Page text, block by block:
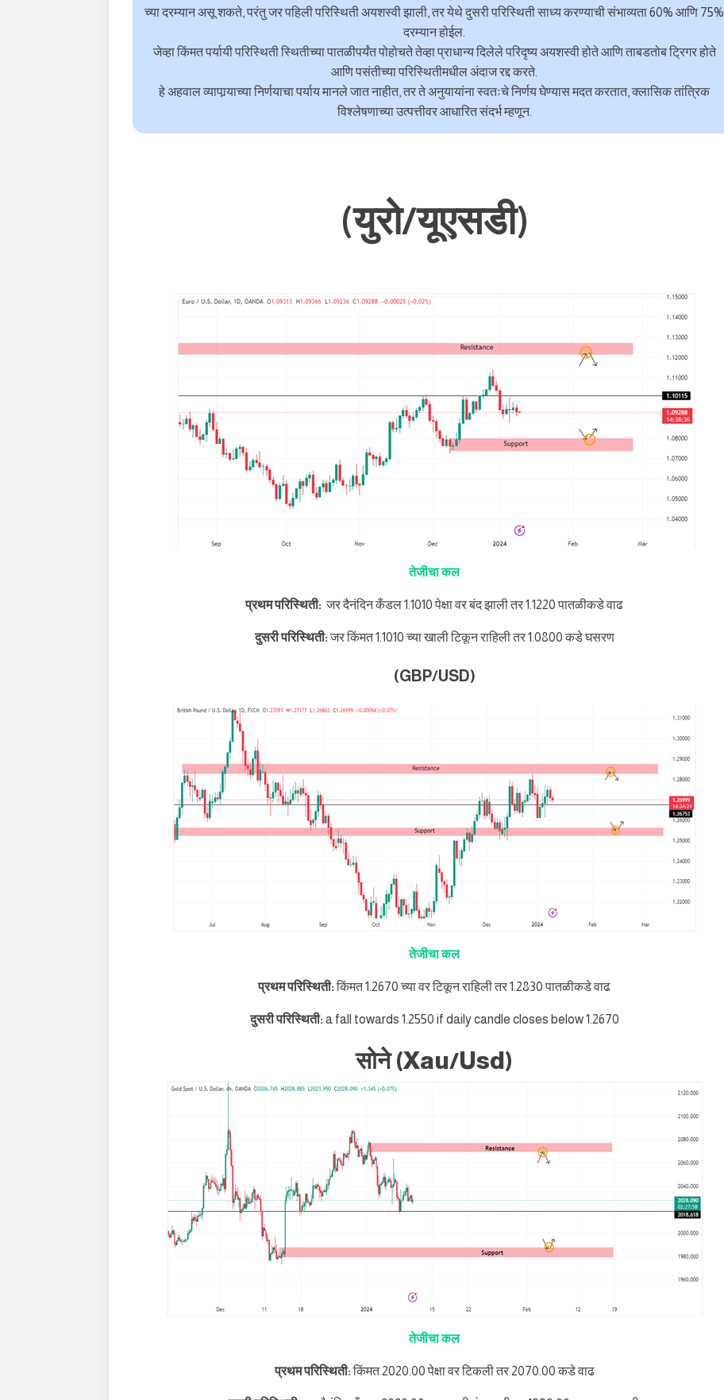
च्या दरम्यान असू शकते, परंतु जर पहिली परिस्थिती अयशस्वी झाली, तर येथे दुसरी परिस्थिती साध्य करण्याची संभाव्यता 60% आणि 75%
दरम्यान होईल.
जेव्हा किंमत पर्यायी परिस्थिती स्थितीच्या पातळीपर्यंत पोहोचते तेव्हा प्राधान्य दिलेले परिदृष्य अयशस्वी होते आणि ताबडतोब ट्रिगर होते
आणि पसंतीच्या परिस्थितीमधील अंदाज रद्द करते.
हे अहवाल व्यापार्‍याच्या निर्णयाचा पर्याय मानले जात नाहीत, तर ते अनुयायांना स्वतःचे निर्णय घेण्यास मदत करतात, क्लासिक तांत्रिक
विश्लेषणाच्या उत्पत्तीवर आधारित संदर्भ म्हणून.
(युरो/यूएसडी)
तेजीचा कल
प्रथम परिस्थिती:जर दैनंदिन कँडल 1.1010 पेक्षा वर बंद झाली तर 1.1220 पातळीकडे वाढ
दुसरी परिस्थिती:जर किंमत 1.1010 च्या खाली टिकून राहिली तर 1.0800 कडे घसरण
(GBP/USD)
तेजीचा कल
प्रथम परिस्थिती:किंमत 1.2670 च्या वर टिकून राहिली तर 1.2830 पातळीकडे वाढ
दुसरी परिस्थिती: a fall towards 1.2550 if daily candle closes below 1.2670
सोने (Xau/Usd)
तेजीचा कल
प्रथम परिस्थिती:किंमत 2020.00 पेक्षा वर टिकली तर 2070.00 कडे वाढ